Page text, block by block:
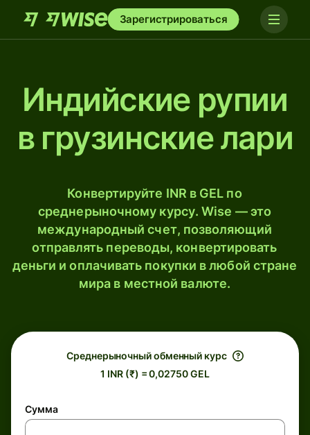
Зарегистрироваться
Индийские рупии
в грузинские лари
Конвертируйте INR в GEL по
среднерыночному курсу. Wise — это
международный счет, позволяющий
отправлять переводы, конвертировать
деньги и оплачивать покупки в любой стране
мира в местной валюте.
Среднерыночный обменный курс
1 INR (₹) = 0,02750 GEL
Сумма